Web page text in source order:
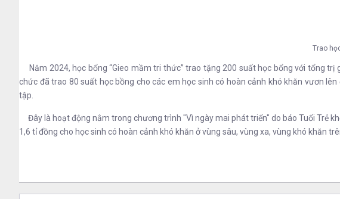
Trao
Năm 2024, học bổng “Gieo mầm tri thức” trao tặng 200 suất học bổng với tổng trị
chức đã trao 80 suất học bồng cho các em học sinh có hoàn cảnh khó khăn vươn
tập.
Đây là hoạt động nằm trong chương trình "Vì ngày mai phát triển" do báo Tuổi Trẻ
1,6 tỉ đồng cho học sinh có hoàn cảnh khó khăn ở vùng sâu, vùng xa, vùng khó khăn